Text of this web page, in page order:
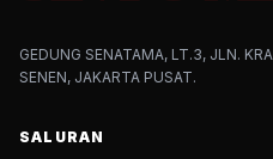
GEDUNG SENATAMA, LT.3, JLN.
SENEN, JAKARTA PUSAT.
SALURAN